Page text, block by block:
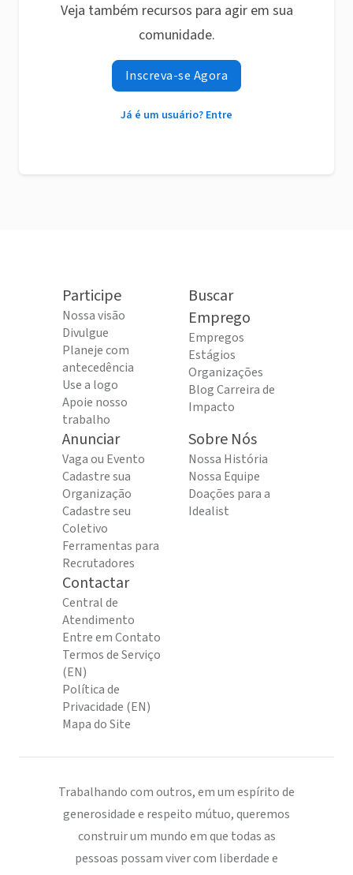
Veja também recursos para agir em sua
comunidade.
Inscreva-se Agora
Já é um usuário? Entre
Participe
Nossa visão
Divulgue
Planeje com
antecedência
Use a logo
Apoie nosso
trabalho
Buscar
Emprego
Empregos
Estágios
Organizações
Blog Carreira de
Impacto
Anunciar
Vaga ou Evento
Cadastre sua
Organização
Cadastre seu
Coletivo
Ferramentas para
Recrutadores
Sobre Nós
Nossa História
Nossa Equipe
Doações para a
Idealist
Contactar
Central de
Atendimento
Entre em Contato
Termos de Serviço
(EN)
Política de
Privacidade (EN)
Mapa do Site
Trabalhando com outros, em um espírito de
generosidade e respeito mútuo, queremos
construir um mundo em que todas as
pessoas possam viver com liberdade e